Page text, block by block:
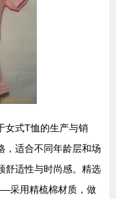
女式T恤的生产与销
，适合不同年龄层和场
舒适性与时尚感。精选
采用精梳棉材质，做